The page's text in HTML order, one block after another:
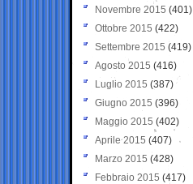
Novembre 2015 (401)
Ottobre 2015 (422)
Settembre 2015 (419)
Agosto 2015 (416)
Luglio 2015 (387)
Giugno 2015 (396)
Maggio 2015 (402)
Aprile 2015 (407)
Marzo 2015 (428)
Febbraio 2015 (417)